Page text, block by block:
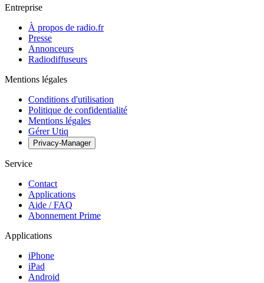
Entreprise
À propos de radio.fr
Presse
Annonceurs
Radiodiffuseurs
Mentions légales
Conditions d'utilisation
Politique de confidentialité
Mentions légales
Gérer Utiq
Privacy-Manager
Service
Contact
Applications
Aide / FAQ
Abonnement Prime
Applications
iPhone
iPad
Android